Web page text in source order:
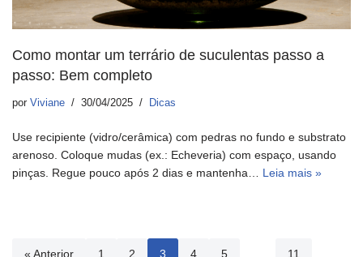
Como montar um terrário de suculentas passo a
passo: Bem completo
por Viviane 30/04/2025 Dicas
Use recipiente (vidro/cerâmica) com pedras no fundo e substrato
arenoso. Coloque mudas (ex.: Echeveria) com espaço, usando
pinças. Regue pouco após 2 dias e mantenha… Leia mais »
« Anterior 1 2 3 4 5 11